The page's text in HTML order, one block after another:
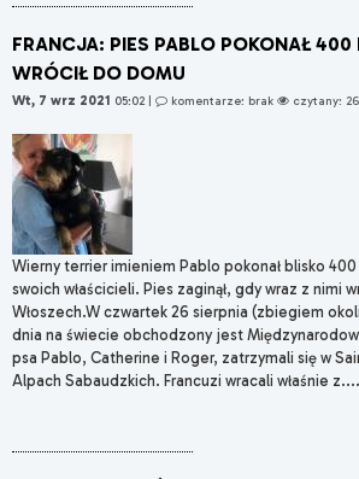
FRANCJA: PIES PABLO POKONAŁ 400
WRÓCIŁ DO DOMU
Wt, 7 wrz 2021 05:02 | komentarze: brak czytany:
Wierny terrier imieniem Pablo pokonał blisko
swoich właścicieli. Pies zaginął, gdy wraz z nimi
Włoszech.W czwartek 26 sierpnia (zbiegiem
dnia na świecie obchodzony jest
psa Pablo, Catherine i Roger, zatrzymali się w
Alpach Sabaudzkich. Francuzi wracali właśnie